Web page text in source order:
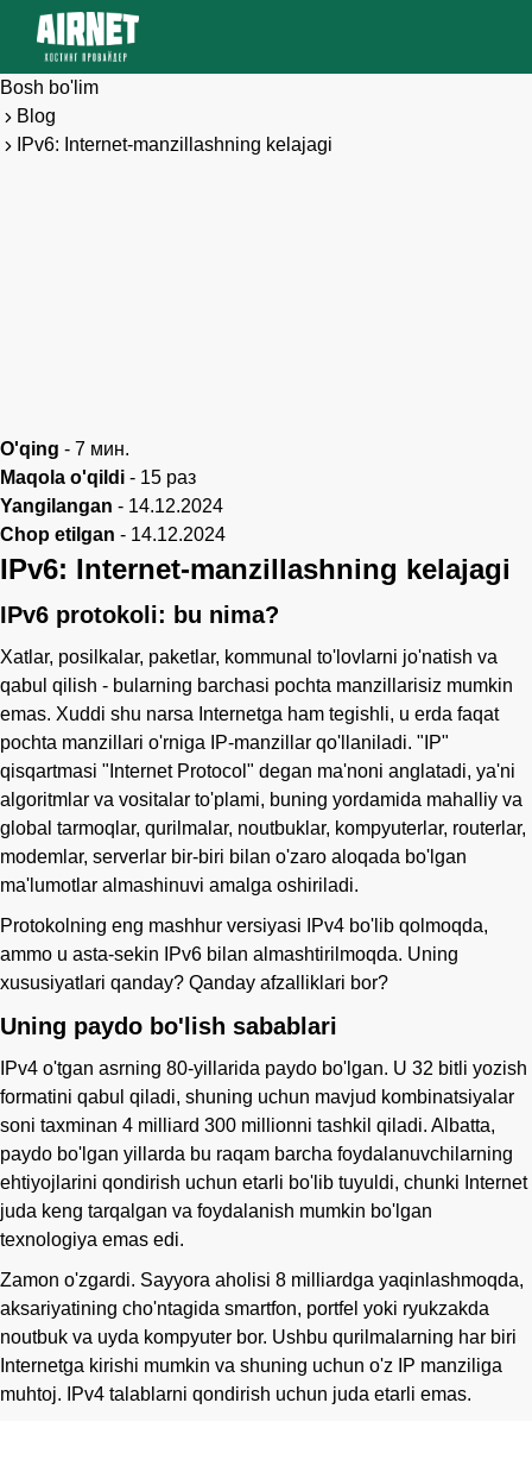
Bosh bo'lim
Blog
IPv6: Internet-manzillashning kelajagi
O'qing - 7 мин.
Maqola o'qildi - 15 раз
Yangilangan - 14.12.2024
Chop etilgan - 14.12.2024
IPv6: Internet-manzillashning kelajagi
IPv6 protokoli: bu nima?
Xatlar, posilkalar, paketlar, kommunal to'lovlarni jo'natish va
qabul qilish - bularning barchasi pochta manzillarisiz mumkin
emas. Xuddi shu narsa Internetga ham tegishli, u erda faqat
pochta manzillari o'rniga IP-manzillar qo'llaniladi. "IP"
qisqartmasi "Internet Protocol" degan ma'noni anglatadi, ya'ni
algoritmlar va vositalar to'plami, buning yordamida mahalliy va
global tarmoqlar, qurilmalar, noutbuklar, kompyuterlar, routerlar,
modemlar, serverlar bir-biri bilan o'zaro aloqada bo'lgan
ma'lumotlar almashinuvi amalga oshiriladi.
Protokolning eng mashhur versiyasi IPv4 bo'lib qolmoqda,
ammo u asta-sekin IPv6 bilan almashtirilmoqda. Uning
xususiyatlari qanday? Qanday afzalliklari bor?
Uning paydo bo'lish sabablari
IPv4 o'tgan asrning 80-yillarida paydo bo'lgan. U 32 bitli yozish
formatini qabul qiladi, shuning uchun mavjud kombinatsiyalar
soni taxminan 4 milliard 300 millionni tashkil qiladi. Albatta,
paydo bo'lgan yillarda bu raqam barcha foydalanuvchilarning
ehtiyojlarini qondirish uchun etarli bo'lib tuyuldi, chunki Internet
juda keng tarqalgan va foydalanish mumkin bo'lgan
texnologiya emas edi.
Zamon o'zgardi. Sayyora aholisi 8 milliardga yaqinlashmoqda,
aksariyatining cho'ntagida smartfon, portfel yoki ryukzakda
noutbuk va uyda kompyuter bor. Ushbu qurilmalarning har biri
Internetga kirishi mumkin va shuning uchun o'z IP manziliga
muhtoj. IPv4 talablarni qondirish uchun juda etarli emas.